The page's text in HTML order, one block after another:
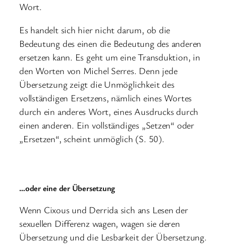
Wort.
Es handelt sich hier nicht darum, ob die
Bedeutung des einen die Bedeutung des anderen
ersetzen kann. Es geht um eine Transduktion, in
den Worten von Michel Serres. Denn jede
Übersetzung zeigt die Unmöglichkeit des
vollständigen Ersetzens, nämlich eines Wortes
durch ein anderes Wort, eines Ausdrucks durch
einen anderen. Ein vollständiges „Setzen“ oder
„Ersetzen“, scheint unmöglich (S. 50).
…oder eine der Übersetzung
Wenn Cixous und Derrida sich ans Lesen der
sexuellen Differenz wagen, wagen sie deren
Übersetzung und die Lesbarkeit der Übersetzung.